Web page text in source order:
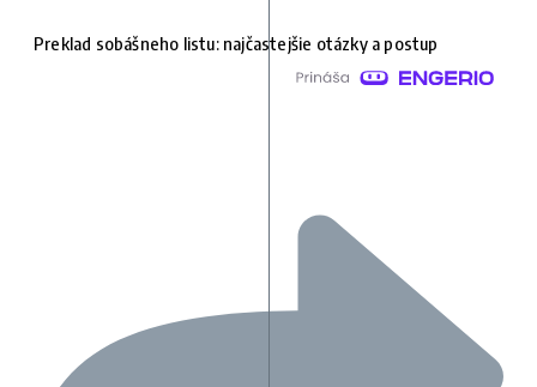
Preklad sobášneho listu: najčastejšie otázky a postup